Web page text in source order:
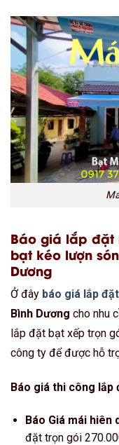
Báo giá lắp đặt
bạt kéo lượn
Dương
Ở đây báo giá lắp
Bình Dương cho nhu
lắp đặt bạt xếp trọn
công ty để được hỗ
Báo giá thi công lắp
Báo Giá mái hiên
đặt trọn gói